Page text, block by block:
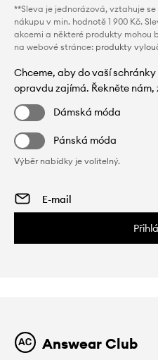
**Sleva je jednorázová, vztahuje
nákupu v min. hodnotě 1 900 Kč.
akcemi a některé produkty mohou
na webové stránce: produkty
Chceme, aby do vaší
opravdu zajímá. Řekněte nám,
Dámská móda
Pánská móda
Výběr nabídky je volitelný.
Answear Club